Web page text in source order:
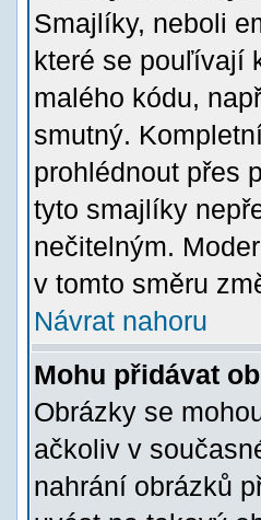
Smajlíky, neboli
které se pouľívají
malého kódu,
smutný.
prohlédnout přes
tyto smajlíky
nečitelným.
v tomto směru
Návrat nahoru
Mohu přidávat
Obrázky se
ačkoliv v
nahrání obrázků